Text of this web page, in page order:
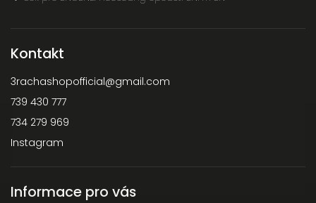
Kontakt
3rachashopofficial@gmail.com
739 430 777
734 279 969
Instagram
Informace pro vás